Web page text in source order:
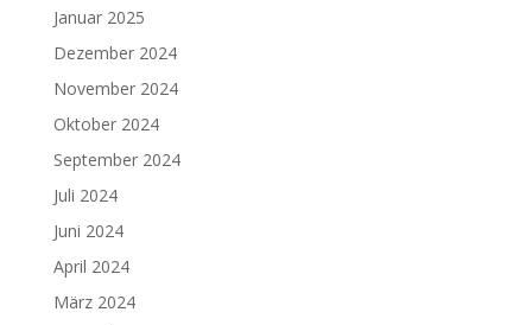
Januar 2025
Dezember 2024
November 2024
Oktober 2024
September 2024
Juli 2024
Juni 2024
April 2024
März 2024